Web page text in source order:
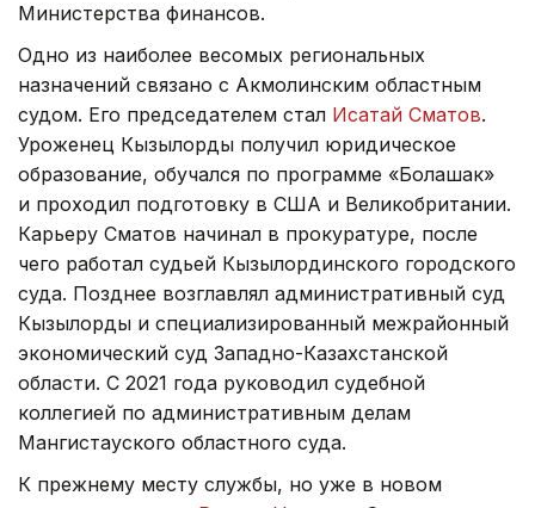
Министерства финансов.
Одно из наиболее весомых региональных
назначений связано с Акмолинским областным
судом. Его председателем стал Исатай Сматов.
Уроженец Кызылорды получил юридическое
образование, обучался по программе «Болашак»
и проходил подготовку в США и Великобритании.
Карьеру Сматов начинал в прокуратуре, после
чего работал судьей Кызылординского городского
суда. Позднее возглавлял административный суд
Кызылорды и специализированный межрайонный
экономический суд Западно-Казахстанской
области. С 2021 года руководил судебной
коллегией по административным делам
Мангистауского областного суда.
К прежнему месту службы, но уже в новом